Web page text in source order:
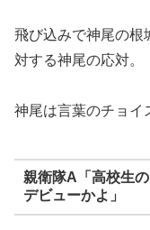
飛び込みで神尾の根
対する神尾の応対。
神尾は言葉のチョイ
親衛隊A「高校生
デビューかよ」